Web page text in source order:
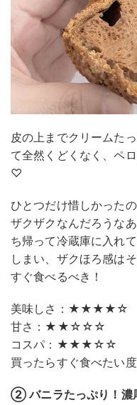
皮の上までクリームた
て全然くどくなく、ペ
♡
ひとつだけ惜しかった
ザクザクなんだろうな
ち帰って冷蔵庫に入れ
しまい、ザクほろ感は
すぐ食べるべき！
美味しさ：★★★★☆
甘さ：★★☆☆☆
コスパ：★★★☆☆
買ったらすぐ食べた
② バニラたっぷり！濃